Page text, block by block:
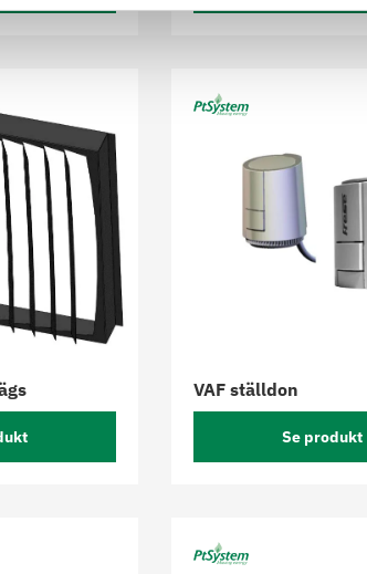
VAF ställdon
Se produkt